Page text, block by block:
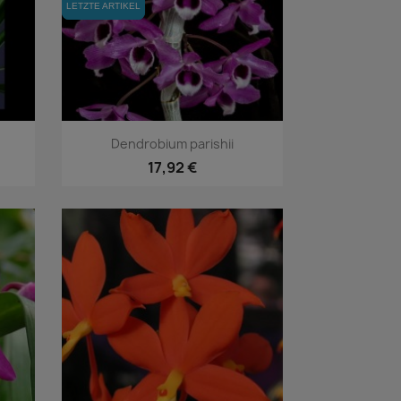
LETZTE ARTIKEL
LETZTE ARTIKEL
Vorschau
Dendrobium parishii
17,92 €